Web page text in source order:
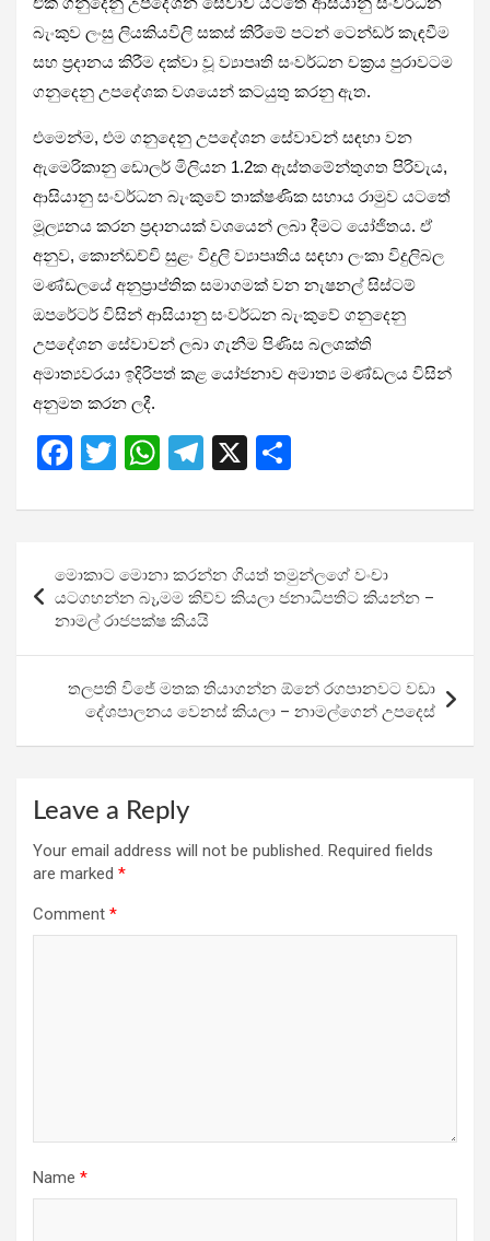
බැංකුව ලංසු ලියකියවිලි සකස් කිරීමේ පටන් ටෙන්ඩර් කැඳවීම
සහ ප්‍රදානය කිරීම දක්වා වූ ව්‍යාපෘති සංවර්ධන චක්‍රය පුරාවටම
ගනුදෙනු උපදේශක වශයෙන් කටයුතු කරනු ඇත.
එමෙන්ම, එම ගනුදෙනු උපදේශන සේවාවන් සඳහා වන
ඇමෙරිකානු ඩොලර් මිලියන 1.2ක ඇස්තමේන්තුගත පිරිවැය,
ආසියානු සංවර්ධන බැංකුවේ තාක්ෂණික සහාය රාමුව යටතේ
මූල්‍යනය කරන ප්‍රදානයක් වශයෙන් ලබා දීමට යෝජිතය. ඒ
අනුව, කොන්ඩච්චි සුළං විදුලි ව්‍යාපෘතිය සඳහා ලංකා විදුලිබල
මණ්ඩලයේ අනුප්‍රාප්තික සමාගමක් වන නැෂනල් සිස්ටම්
ඔපරේටර් විසින් ආසියානු සංවර්ධන බැංකුවේ ගනුදෙනු
උපදේශන සේවාවන් ලබා ගැනීම පිණිස බලශක්ති
අමාත්‍යවරයා ඉදිරිපත් කළ යෝජනාව අමාත්‍ය මණ්ඩලය විසින්
අනුමත කරන ලදී.
F
ce
b
o
o
k
T
tt
er
W
at
A
p
p
T
e
gr
a
m
X
ar
e
navigation
මොකාට මොනා කරන්න ගියත් තමුන්ලගේ වංචා
යටගහන්න බෑ,මම කිව්ව කියලා ජනාධිපතිට කියන්න –
නාමල් රාජපක්ෂ කියයි
තලපති විජේ මතක තියාගන්න ඕනේ රගපානවට වඩා
දේශපාලනය වෙනස් කියලා – නාමල්ගෙන් උපදෙස්
Leave a Reply
Your email address will not be published. Required fields
are marked *
Comment *
Name *